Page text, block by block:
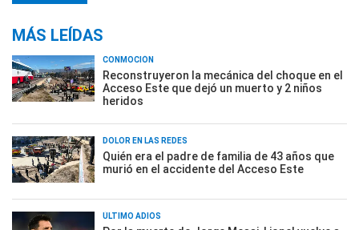
MÁS LEÍDAS
CONMOCIÓN
Reconstruyeron la mecánica del choque en el
Acceso Este que dejó un muerto y 2 niños
heridos
DOLOR EN LAS REDES
Quién era el padre de familia de 43 años que
murió en el accidente del Acceso Este
ÚLTIMO ADIÓS